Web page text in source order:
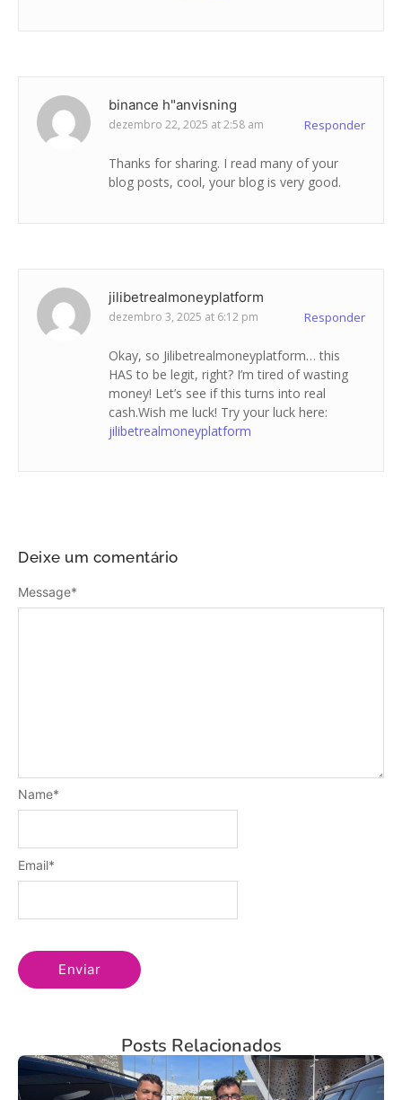
binance h"anvisning
dezembro 22, 2025 at 2:58 am Responder
Thanks for sharing. I read many of your
blog posts, cool, your blog is very good.
jilibetrealmoneyplatform
dezembro 3, 2025 at 6:12 pm Responder
Okay, so Jilibetrealmoneyplatform… this
HAS to be legit, right? I’m tired of wasting
money! Let’s see if this turns into real
cash.Wish me luck! Try your luck here:
jilibetrealmoneyplatform
Deixe um comentário
Message*
Name*
Email*
Posts Relacionados